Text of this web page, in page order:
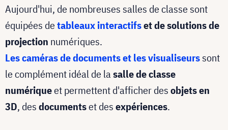
Aujourd'hui, de nombreuses salles de classe sont
équipées detableaux interactifset de solutions de
projection numériques.
Les caméras de documents et les visualiseurssont
le complément idéal de lasalle de classe
numériqueet permettent d'afficher desobjets en
3D, desdocumentset desexpériences.